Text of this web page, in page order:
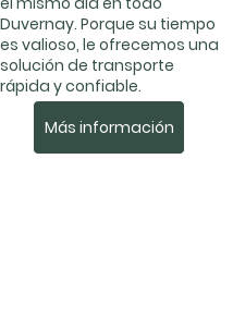
Duvernay. Porque su tiempo
es valioso, le ofrecemos una
solución de transporte
rápida y confiable.
Más información